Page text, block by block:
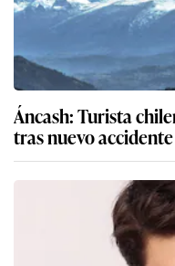
Áncash: Turista
tras nuevo